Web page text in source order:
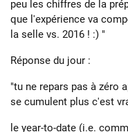
peu les chiffres de la
que l'expérience va
la selle vs. 2016 ! :) "
Réponse du jour :
"tu ne repars pas à zéro
se cumulent plus c'est
le year-to-date (i.e.